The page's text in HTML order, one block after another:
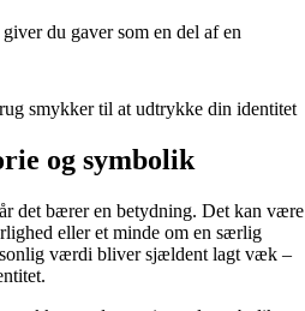
du gaver som en del af en
smykker til at udtrykke din identitet
og symbolik
det bærer en betydning. Det kan være
eller et minde om en særlig
værdi bliver sjældent lagt væk –